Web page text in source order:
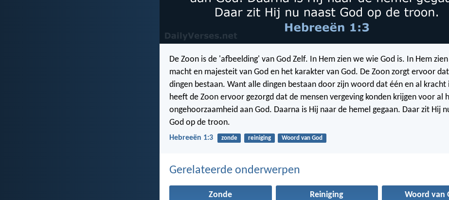
De Zoon is de 'afbeelding' van God Zelf. In Hem zien we wie God is. In Hem
macht en majesteit van God en het karakter van God. De Zoon zorgt ervoor
dingen bestaan. Want alle dingen bestaan door zijn woord dat één en al kracht
heeft de Zoon ervoor gezorgd dat de mensen vergeving konden krijgen voor al
ongehoorzaamheid aan God. Daarna is Hij naar de hemel gegaan. Daar zit Hij
God op de troon.
Hebreeën 1:3 zonde reiniging Woord van God
Gerelateerde onderwerpen
Zonde Reiniging Woord van